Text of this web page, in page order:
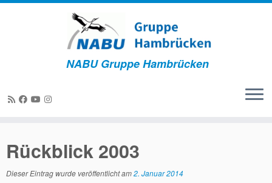
Inhalt
springen
NABU Gruppe Hambrücken
Rückblick 2003
Dieser Eintrag wurde veröffentlicht am2. Januar 2014